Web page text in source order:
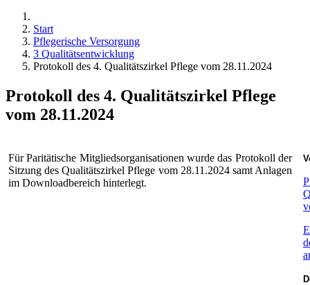
Start
Pflegerische Versorgung
3 Qualitätsentwicklung
Protokoll des 4. Qualitätszirkel Pflege vom 28.11.2024
Protokoll des 4. Qualitätszirkel Pflege
vom 28.11.2024
Für Paritätische Mitgliedsorganisationen wurde das Protokoll der
Sitzung des Qualitätszirkel Pflege vom 28.11.2024 samt Anlagen
im Downloadbereich hinterlegt.